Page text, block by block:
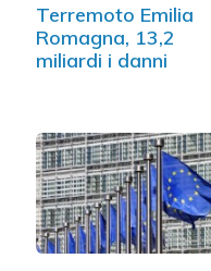
Terremoto Emilia
Romagna, 13,2
miliardi i danni